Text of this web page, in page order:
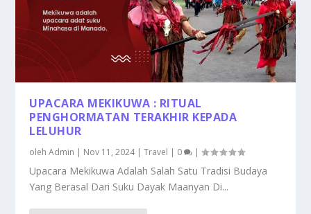
UPACARA MEKIKUWA : RITUAL
PENGHORMATAN TERAKHIR KEPADA
LELUHUR
olehAdmin | Nov 11, 2024|Travel | 0 |
Upacara Mekikuwa Adalah Salah Satu Tradisi Budaya
Yang Berasal Dari Suku Dayak Maanyan Di...